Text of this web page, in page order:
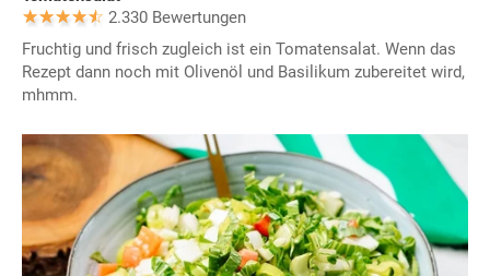
2.330 Bewertungen
Fruchtig und frisch zugleich ist ein Tomatensalat. Wenn das
Rezept dann noch mit Olivenöl und Basilikum zubereitet wird,
mhmm.